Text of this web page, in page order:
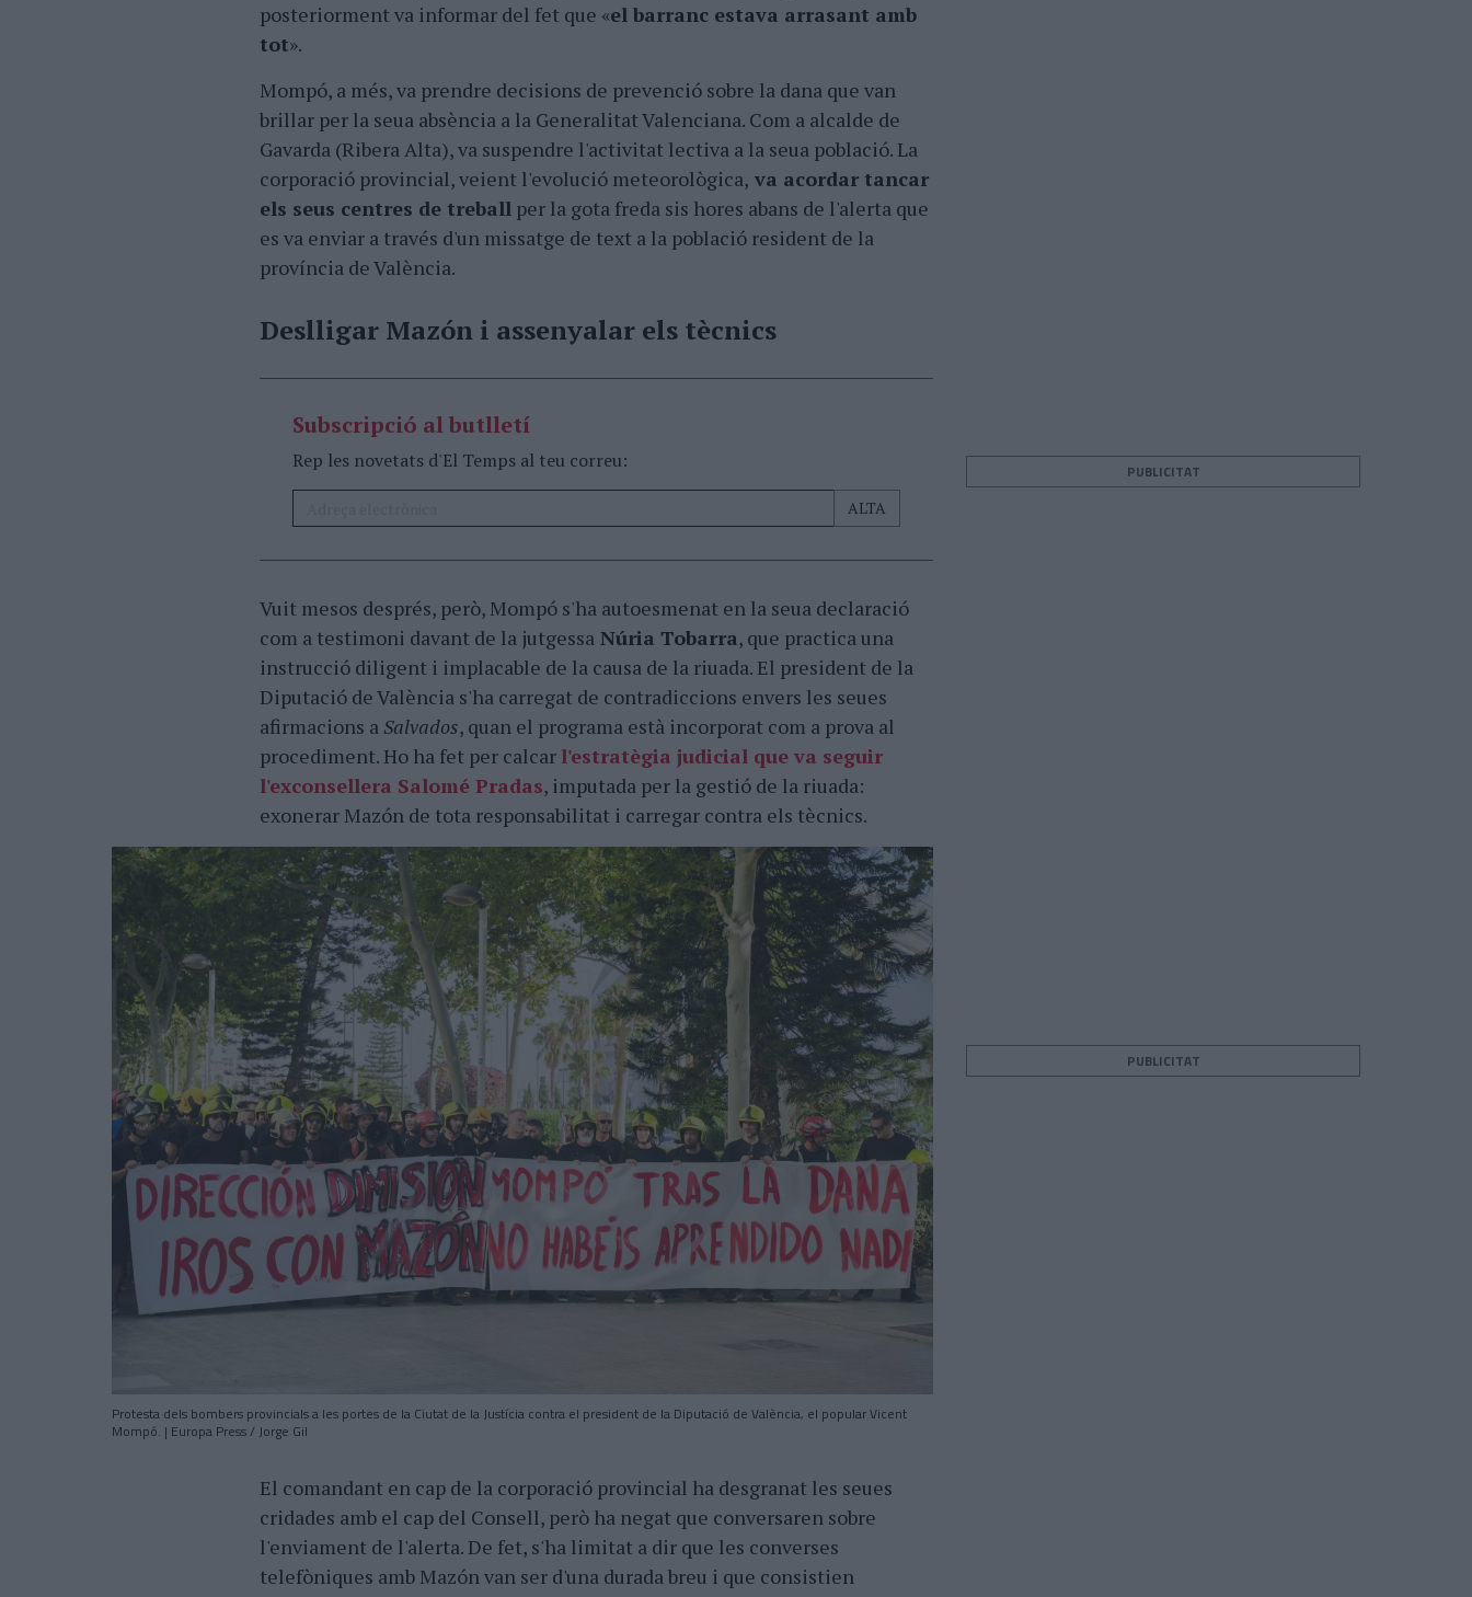
posteriorment va informar del fet que «el barranc estava arrasant amb
tot».
Mompó, a més, va prendre decisions de prevenció sobre la dana que van
brillar per la seua absència a la Generalitat Valenciana. Com a alcalde de
Gavarda (Ribera Alta), va suspendre l'activitat lectiva a la seua població. La
corporació provincial, veient l'evolució meteorològica, va acordar tancar
els seus centres de treball per la gota freda sis hores abans de l'alerta que
es va enviar a través d'un missatge de text a la població resident de la
província de València.
Deslligar Mazón i assenyalar els tècnics
Subscripció al butlletí
Rep les novetats d'El Temps al teu correu:
Vuit mesos després, però, Mompó s'ha autoesmenat en la seua declaració
com a testimoni davant de la jutgessa Núria Tobarra, que practica una
instrucció diligent i implacable de la causa de la riuada. El president de la
Diputació de València s'ha carregat de contradiccions envers les seues
afirmacions aSalvados, quan el programa està incorporat com a prova al
procediment. Ho ha fet per calcar l'estratègia judicial que va seguir
l'exconsellera Salomé Pradas, imputada per la gestió de la riuada:
exonerar Mazón de tota responsabilitat i carregar contra els tècnics.
Protesta dels bombers provincials a les portes de la Ciutat de la Justícia contra el president de la Diputació de València, el popular Vicent
Mompó. | Europa Press / Jorge Gil
El comandant en cap de la corporació provincial ha desgranat les seues
cridades amb el cap del Consell, però ha negat que conversaren sobre
l'enviament de l'alerta. De fet, s'ha limitat a dir que les converses
telefòniques amb Mazón van ser d'una durada breu i que consistien
PUBLICITAT
PUBLICITAT